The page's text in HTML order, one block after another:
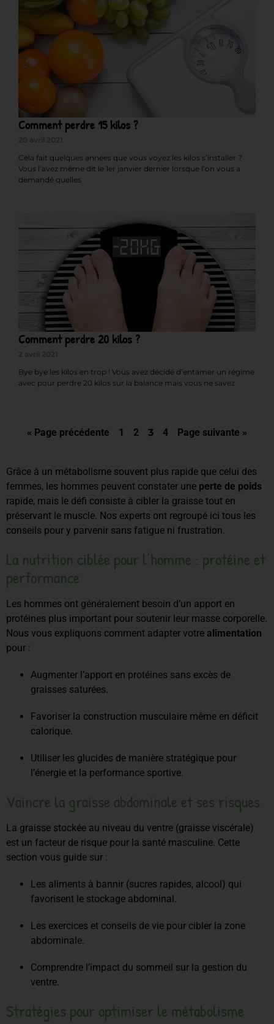
Comment perdre 15 kilos ?
20 avril 2021
Cela fait quelques années que vous voyez les kilos s’installer ?
Vous l’avez même dit le 1er janvier dernier lorsque l’on vous a
demandé quelles
Comment perdre 20 kilos ?
2 avril 2021
Bye bye les kilos en trop ! Vous avez décidé d’entamer un régime
avec pour perdre 20 kilos sur la balance mais vous ne savez
« Page précédente 1 2 3 4 Page suivante »
Grâce à un métabolisme souvent plus rapide que celui des
femmes, les hommes peuvent constater une perte de poids
rapide, mais le défi consiste à cibler la graisse tout en
préservant le muscle. Nos experts ont regroupé ici tous les
conseils pour y parvenir sans fatigue ni frustration.
La nutrition ciblée pour l’homme : protéine et
performance
Les hommes ont généralement besoin d’un apport en
protéines plus important pour soutenir leur masse corporelle.
Nous vous expliquons comment adapter votre alimentation
pour :
Augmenter l’apport en protéines sans excès de
graisses saturées.
Favoriser la construction musculaire même en déficit
calorique.
Utiliser les glucides de manière stratégique pour
l’énergie et la performance sportive.
Vaincre la graisse abdominale et ses risques
La graisse stockée au niveau du ventre (graisse viscérale)
est un facteur de risque pour la santé masculine. Cette
section vous guide sur :
Les aliments à bannir (sucres rapides, alcool) qui
favorisent le stockage abdominal.
Les exercices et conseils de vie pour cibler la zone
abdominale.
Comprendre l’impact du sommeil sur la gestion du
ventre.
Stratégies pour optimiser le métabolisme